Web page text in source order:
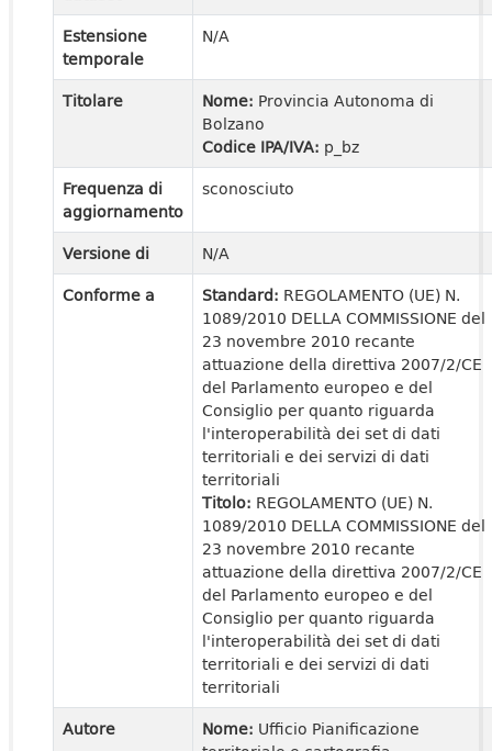
Estensione
temporale
N/A
Titolare Nome: Provincia Autonoma di
Bolzano
Codice IPA/IVA: p_bz
Frequenza di
aggiornamento
sconosciuto
Versione di
N/A
Conforme a
Standard: REGOLAMENTO (UE) N.
1089/2010 DELLA COMMISSIONE del
23 novembre 2010 recante
attuazione della direttiva 2007/2/CE
del Parlamento europeo e del
Consiglio per quanto riguarda
l'interoperabilità dei set di dati
territoriali e dei servizi di dati
territoriali
Titolo: REGOLAMENTO (UE) N.
1089/2010 DELLA COMMISSIONE del
23 novembre 2010 recante
attuazione della direttiva 2007/2/CE
del Parlamento europeo e del
Consiglio per quanto riguarda
l'interoperabilità dei set di dati
territoriali e dei servizi di dati
territoriali
Autore
Nome: Ufficio Pianificazione